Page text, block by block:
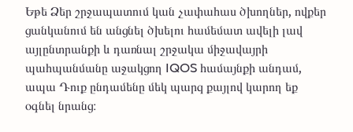
Եթե Ձեր շրջապատում կան չափահաս ծխողներ, ովքեր
ցանկանում են անցնել ծխելու համեմատ ավելի լավ
այլընտրանքի և դառնալ շրջակա միջավայրի
պահպանմանը աջակցող IQOS համայնքի անդամ,
ապա Դուք ընդամենը մեկ պարզ քայլով կարող եք
օգնել նրանց։